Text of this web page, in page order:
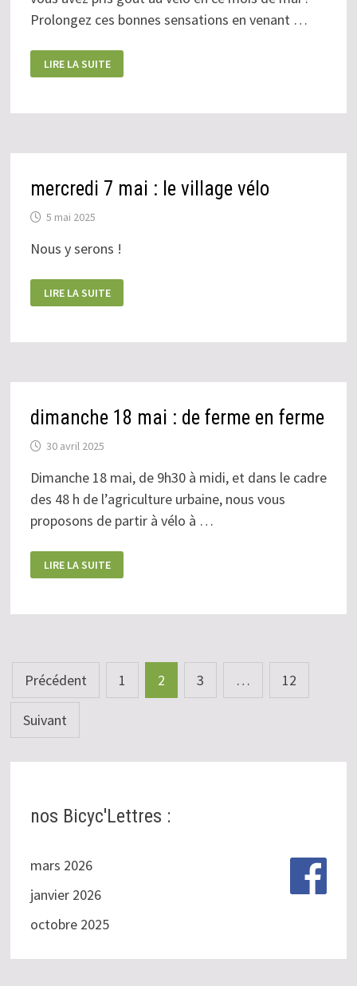
Prolongez ces bonnes sensations en venant …
8
JUIN
LIRE LA SUITE
mercredi 7 mai : le village vélo
5 mai 2025
Nous y serons !
7
MAI
VILLAGE
LIRE LA SUITE
dimanche 18 mai : de ferme en ferme
30 avril 2025
Dimanche 18 mai, de 9h30 à midi, et dans le cadre
des 48 h de l’agriculture urbaine, nous vous
proposons de partir à vélo à …
18
MAI
FERME
LIRE LA SUITE
Pagination
des
publications
Précédent 1 2 3 … 12
Suivant
nos Bicyc'Lettres :
mars 2026
janvier 2026
octobre 2025